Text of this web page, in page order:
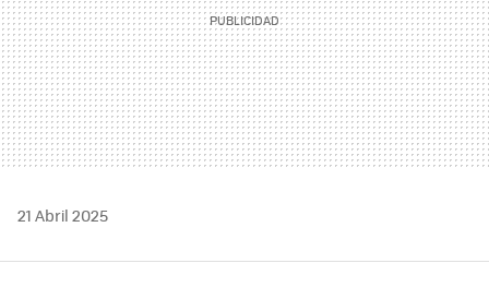
21 Abril 2025